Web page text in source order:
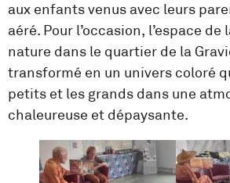
aux enfants venus avec leurs
aéré. Pour l’occasion, l’espace de
nature dans le quartier de la
transformé en un univers coloré
petits et les grands dans une
chaleureuse et dépaysante.